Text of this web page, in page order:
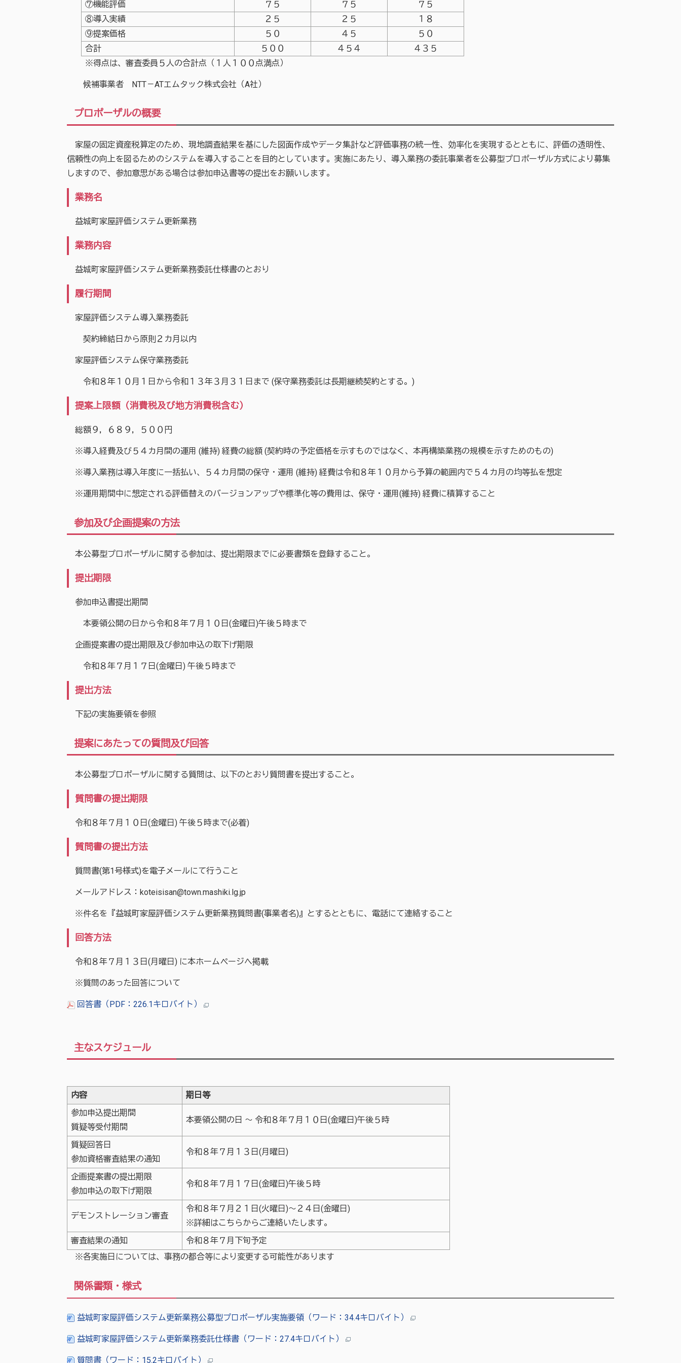
⑦機能評価
７５ ７５
７５
⑧導入実績
２５ ２５
１８
⑨提案価格
５０ ４５
５０
合計
５００ ４５４
４３５
※得点は、審査委員５人の合計点（１人１００点満点）
候補事業者 NTT－ATエムタック株式会社（A社）
プロポーザルの概要
家屋の固定資産税算定のため、現地調査結果を基にした図面作成やデータ集計など評価事務の統一性、効率化を実現するとともに、評価の透明性、
信頼性の向上を図るためのシステムを導入することを目的としています。実施にあたり、導入業務の委託事業者を公募型プロポーザル方式により募集
しますので、参加意思がある場合は参加申込書等の提出をお願いします。
業務名
益城町家屋評価システム更新業務
業務内容
益城町家屋評価システム更新業務委託仕様書のとおり
履行期間
家屋評価システム導入業務委託
契約締結日から原則２カ月以内
家屋評価システム保守業務委託
令和８年１０月１日から令和１３年３月３１日まで (保守業務委託は長期継続契約とする。)
提案上限額（消費税及び地方消費税含む）
総額９，６８９，５００円
※導入経費及び５４カ月間の運用 (維持) 経費の総額 (契約時の予定価格を示すものではなく、本再構築業務の規模を示すためのもの)
※導入業務は導入年度に一括払い、５４カ月間の保守・運用 (維持) 経費は令和８年１０月から予算の範囲内で５４カ月の均等払を想定
※運用期間中に想定される評価替えのバージョンアップや標準化等の費用は、保守・運用(維持) 経費に積算すること
参加及び企画提案の方法
本公募型プロポーザルに関する参加は、提出期限までに必要書類を登録すること。
提出期限
参加申込書提出期間
本要領公開の日から令和８年７月１０日(金曜日)午後５時まで
企画提案書の提出期限及び参加申込の取下げ期限
令和８年７月１７日(金曜日) 午後５時まで
提出方法
下記の実施要領を参照
提案にあたっての質問及び回答
本公募型プロポーザルに関する質問は、以下のとおり質問書を提出すること。
質問書の提出期限
令和８年７月１０日(金曜日) 午後５時まで(必着)
質問書の提出方法
質問書(第1号様式)を電子メールにて行うこと
メールアドレス：koteisisan@town.mashiki.lg.jp
※件名を『益城町家屋評価システム更新業務質問書(事業者名)』とするとともに、電話にて連絡すること
回答方法
令和８年７月１３日(月曜日) に本ホームページへ掲載
※質問のあった回答について
回答書（PDF：226.1キロバイト）
主なスケジュール
内容
期日等
参加申込提出期間
質疑等受付期間
本要領公開の日 ～ 令和８年７月１０日(金曜日)午後５時
質疑回答日
参加資格審査結果の通知
令和８年７月１３日(月曜日)
企画提案書の提出期限
参加申込の取下げ期限
令和８年７月１７日(金曜日)午後５時
デモンストレーション審査
令和８年７月２１日(火曜日)～２４日(金曜日)
※詳細はこちらからご連絡いたします。
審査結果の通知
令和８年７月下旬予定
※各実施日については、事務の都合等により変更する可能性があります
関係書類・様式
益城町家屋評価システム更新業務公募型プロポーザル実施要領（ワード：34.4キロバイト）
益城町家屋評価システム更新業務委託仕様書（ワード：27.4キロバイト）
質問書（ワード：15.2キロバイト）